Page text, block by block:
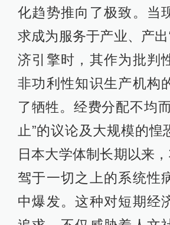
化趋势推向了极致。当
求成为服务于产业、产出
济引擎时，其作为批判
非功利性知识生产机构
了牺牲。经费分配不均
止”的议论及大规模的惶
日本大学体制长期以来
驾于一切之上的系统性
中爆发。这种对短期经